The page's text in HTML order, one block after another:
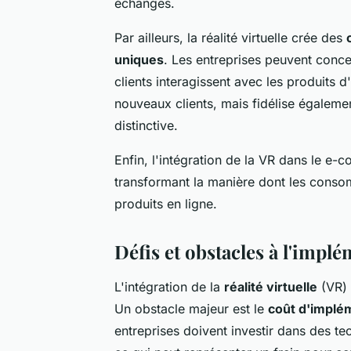
Par ailleurs, la réalité virtuelle crée des
uniques. Les entreprises peuvent
clients interagissent avec les produits
nouveaux clients, mais fidélise
distinctive.
Enfin, l'intégration de la VR dans le e-
transformant la manière dont les
produits en ligne.
Défis et obstacles à
L'intégration de la réalité virtuelle
Un obstacle majeur est le coût
entreprises doivent investir dans des